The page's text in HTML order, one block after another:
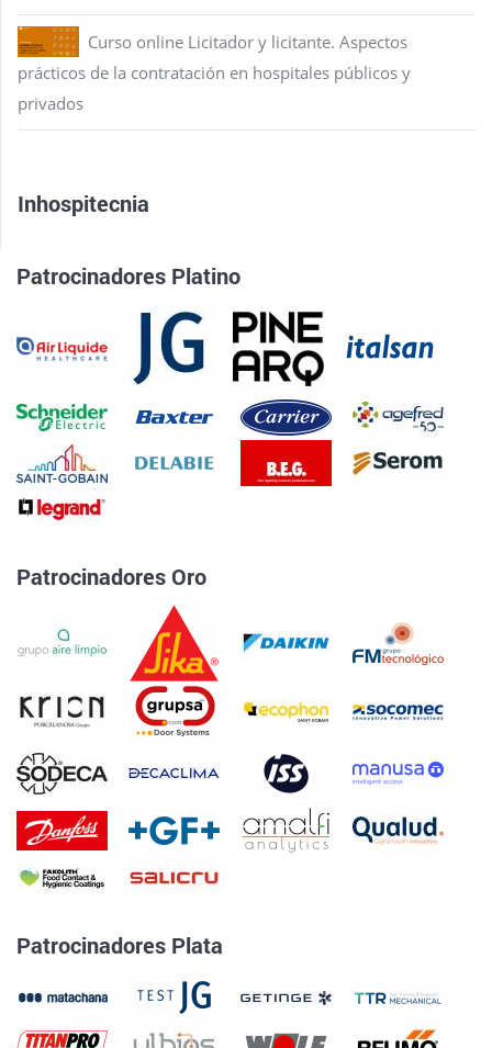
Curso online Licitador y licitante. Aspectos
prácticos de la contratación en hospitales públicos y
privados
Inhospitecnia
Patrocinadores Platino
Patrocinadores Oro
Patrocinadores Plata